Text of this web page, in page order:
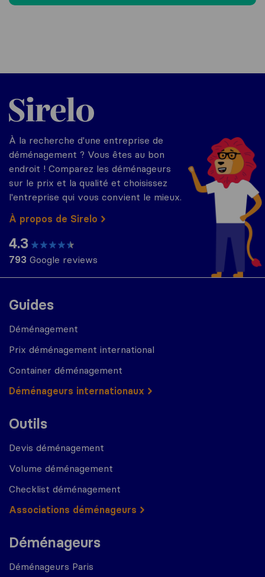
Guides
Déménagement
Prix déménagement international
Container déménagement
Déménageurs internationaux
Outils
Devis déménagement
Volume déménagement
Checklist déménagement
Associations déménageurs
Déménageurs
Déménageurs Paris
Sirelo.fr
À la recherche d'une entreprise de
déménagement ? Vous êtes au bon
endroit ! Comparez les déménageurs
sur le prix et la qualité et choisissez
l'entreprise qui vous convient le mieux.
À propos de Sirelo
4.3
793 Google reviews